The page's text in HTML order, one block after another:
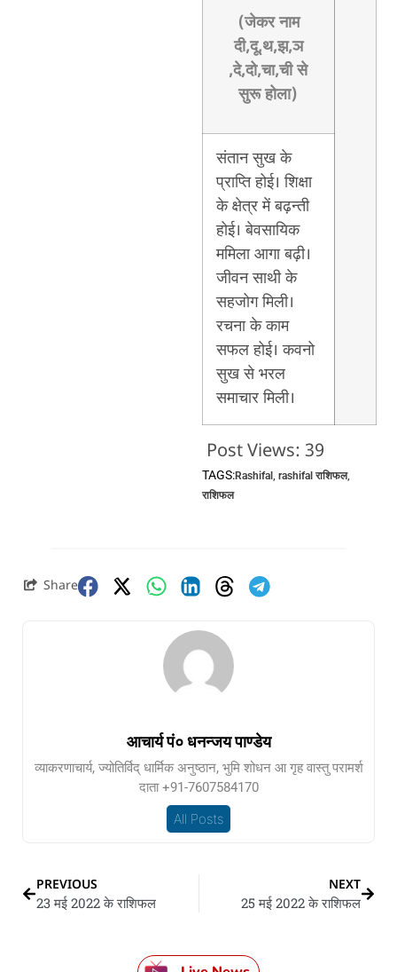
(जेकर नाम
दी,दू,थ,झ,ञ
,दे,दो,चा,ची से
सुरू होला)
संतान सुख के
प्राप्ति होई। शिक्षा
के क्षेत्र में बढ़न्ती
होई। बेवसायिक
ममिला आगा बढ़ी।
जीवन साथी के
सहजोग मिली।
रचना के काम
सफल होई। कवनो
सुख से भरल
समाचार मिली।
Post Views: 39
TAGS:Rashifal, rashifal राशिफल,
राशिफल
Share
आचार्य पं० धनन्जय पाण्डेय
व्याकरणाचार्य, ज्योतिर्विद् धार्मिक अनुष्ठान, भुमि शोधन आ गृह वास्तु परामर्श
दाता +91-7607584170
All Posts
PREVIOUS
23 मई 2022 के राशिफल
NEXT
25 मई 2022 के राशिफल